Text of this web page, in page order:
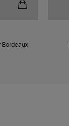
Bordeaux